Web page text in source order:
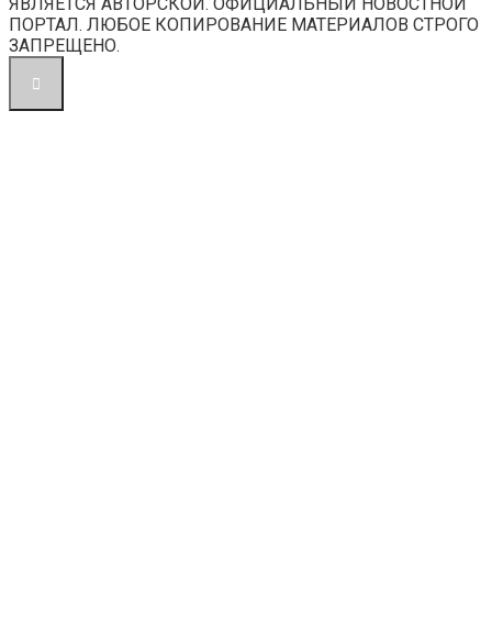
ПОРТАЛ. ЛЮБОЕ КОПИРОВАНИЕ МАТЕРИАЛОВ СТРОГО
ЗАПРЕЩЕНО.